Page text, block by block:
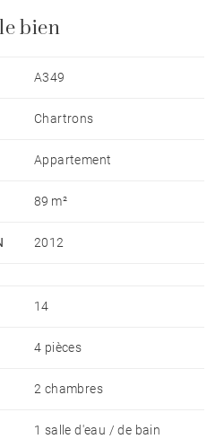
bien
A349
Chartrons
Appartement
89 m²
2012
14
4 pièces
2 chambres
1 salle d'eau / de bain